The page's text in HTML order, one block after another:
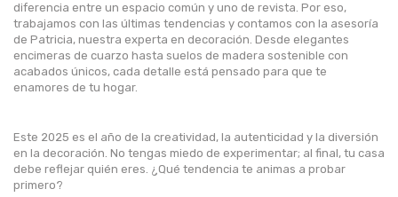
diferencia entre un espacio común y uno de revista. Por eso,
trabajamos con las últimas tendencias y contamos con la asesoría
de Patricia, nuestra experta en decoración. Desde elegantes
encimeras de cuarzo hasta suelos de madera sostenible con
acabados únicos, cada detalle está pensado para que te
enamores de tu hogar.
Este 2025 es el año de la creatividad, la autenticidad y la diversión
en la decoración. No tengas miedo de experimentar; al final, tu casa
debe reflejar quién eres. ¿Qué tendencia te animas a probar
primero?